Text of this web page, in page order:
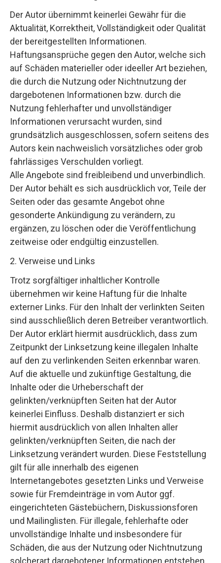
Der Autor übernimmt keinerlei Gewähr für die
Aktualität, Korrektheit, Vollständigkeit oder Qualität
der bereitgestellten Informationen.
Haftungsansprüche gegen den Autor, welche sich
auf Schäden materieller oder ideeller Art beziehen,
die durch die Nutzung oder Nichtnutzung der
dargebotenen Informationen bzw. durch die
Nutzung fehlerhafter und unvollständiger
Informationen verursacht wurden, sind
grundsätzlich ausgeschlossen, sofern seitens des
Autors kein nachweislich vorsätzliches oder grob
fahrlässiges Verschulden vorliegt.
Alle Angebote sind freibleibend und unverbindlich.
Der Autor behält es sich ausdrücklich vor, Teile der
Seiten oder das gesamte Angebot ohne
gesonderte Ankündigung zu verändern, zu
ergänzen, zu löschen oder die Veröffentlichung
zeitweise oder endgültig einzustellen.
2. Verweise und Links
Trotz sorgfältiger inhaltlicher Kontrolle
übernehmen wir keine Haftung für die Inhalte
externer Links. Für den Inhalt der verlinkten Seiten
sind ausschließlich deren Betreiber verantwortlich.
Der Autor erklärt hiermit ausdrücklich, dass zum
Zeitpunkt der Linksetzung keine illegalen Inhalte
auf den zu verlinkenden Seiten erkennbar waren.
Auf die aktuelle und zukünftige Gestaltung, die
Inhalte oder die Urheberschaft der
gelinkten/verknüpften Seiten hat der Autor
keinerlei Einfluss. Deshalb distanziert er sich
hiermit ausdrücklich von allen Inhalten aller
gelinkten/verknüpften Seiten, die nach der
Linksetzung verändert wurden. Diese Feststellung
gilt für alle innerhalb des eigenen
Internetangebotes gesetzten Links und Verweise
sowie für Fremdeinträge in vom Autor ggf.
eingerichteten Gästebüchern, Diskussionsforen
und Mailinglisten. Für illegale, fehlerhafte oder
unvollständige Inhalte und insbesondere für
Schäden, die aus der Nutzung oder Nichtnutzung